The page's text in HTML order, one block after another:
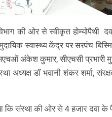
की ओर से स्वीकृत होम्योपैथी
स्वास्थ्य केंद्र पर सरपंच
अंकेश कुमार, सीएचसी प्रभारी
अध्यक्ष डॉ भवानी शंकर शर्मा,
कि संस्था की ओर से 4 हजार दवा